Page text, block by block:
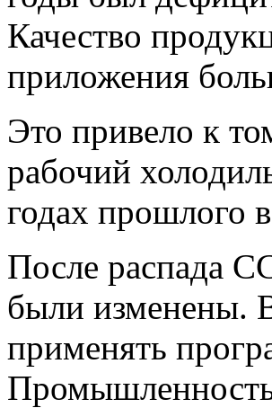
Качество
приложения
Это привело к
рабочий
годах прошлого
После распада
были изменены.
применять